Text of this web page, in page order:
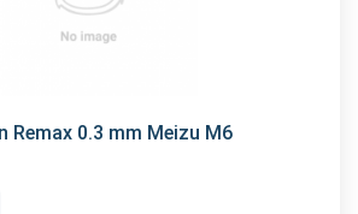
Remax 0.3 mm Meizu M6